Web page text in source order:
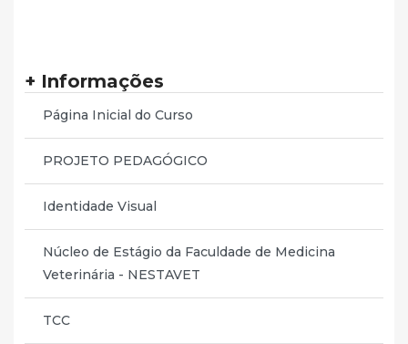
+ Informações
Página Inicial do Curso
PROJETO PEDAGÓGICO
Identidade Visual
Núcleo de Estágio da Faculdade de Medicina
Veterinária - NESTAVET
TCC